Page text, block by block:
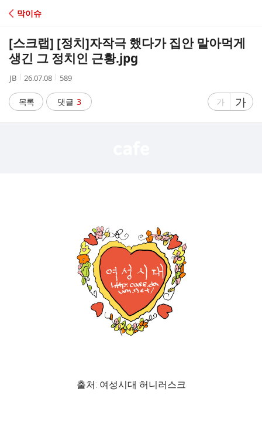
C
A
막이슈
[스크랩] [정치]자작극 했다가 집안 말아먹게
생긴 그 정치인 근황.jpg
작
자
JB
작
시
간
26.07.08
조
수
589
목록 댓글 3
글
가
글
자
가
출처: 여성시대 허니러스크